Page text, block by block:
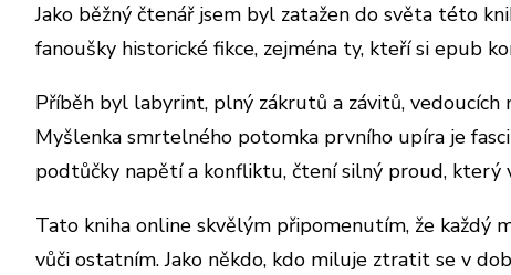
Jako běžný čtenář jsem byl zatažen do světa této
fanoušky historické fikce, zejména ty, kteří si epub
Příběh byl labyrint, plný zákrutů a závitů, vedoucích
Myšlenka smrtelného potomka prvního upíra je
podtůčky napětí a konfliktu, čtení silný proud, který
Tato kniha online skvělým připomenutím, že každý
vůči ostatním. Jako někdo, kdo miluje ztratit se v